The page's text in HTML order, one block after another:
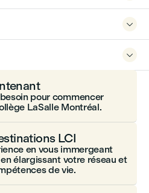


pour commencer
LaSalle Montréal.
LCI
en vous immergeant
élargissant votre réseau et
de vie.